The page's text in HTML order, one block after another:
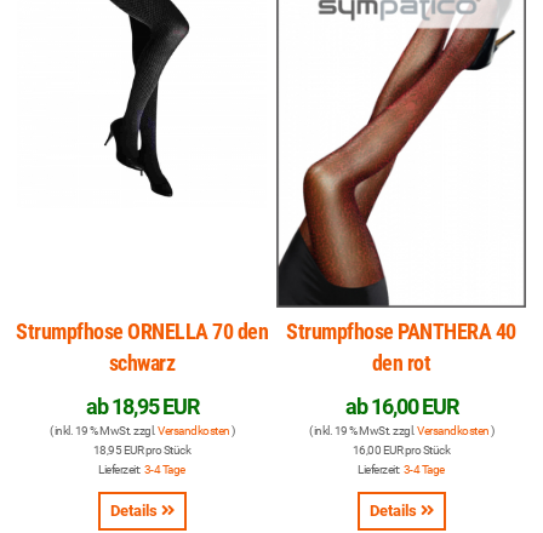
Strumpfhose ORNELLA 70 den
schwarz
ab18,95 EUR
( inkl. 19 % MwSt. zzgl. Versandkosten)
18,95 EUR pro Stück
Lieferzeit: 3-4 Tage
Details
Strumpfhose PANTHERA 40
den rot
ab16,00 EUR
( inkl. 19 % MwSt. zzgl. Versandkosten)
16,00 EUR pro Stück
Lieferzeit: 3-4 Tage
Details